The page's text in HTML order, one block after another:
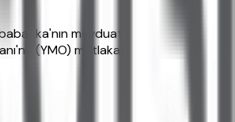
mevduat
(YMO) mutlaka